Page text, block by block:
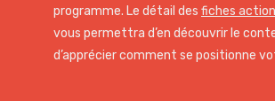
programme. Le détail des fiches
vous permettra d’en découvrir le
d’apprécier comment se positionne